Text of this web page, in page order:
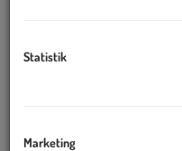
Statistik
Marketing